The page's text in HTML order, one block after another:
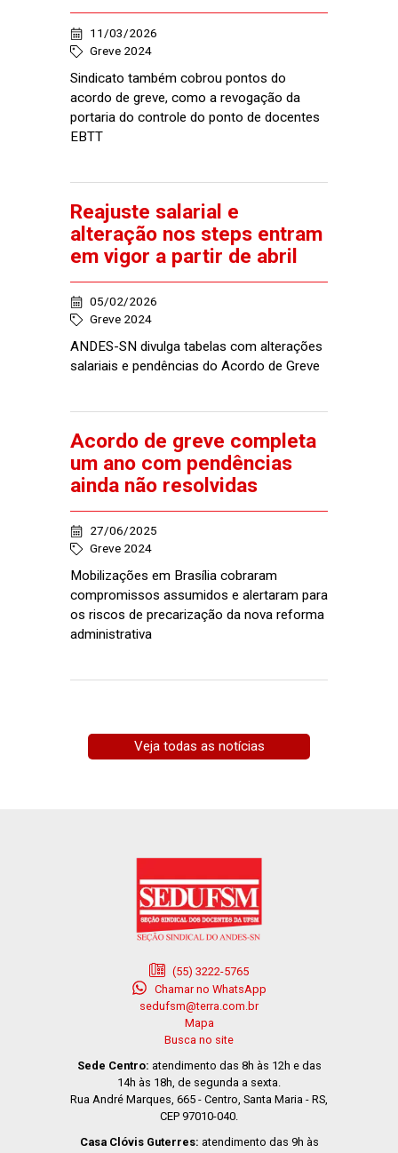
11/03/2026
Greve 2024
Sindicato também cobrou pontos do
acordo de greve, como a revogação da
portaria do controle do ponto de docentes
EBTT
Reajuste salarial e
alteração nos steps entram
em vigor a partir de abril
05/02/2026
Greve 2024
ANDES-SN divulga tabelas com alterações
salariais e pendências do Acordo de Greve
Acordo de greve completa
um ano com pendências
ainda não resolvidas
27/06/2025
Greve 2024
Mobilizações em Brasília cobraram
compromissos assumidos e alertaram para
os riscos de precarização da nova reforma
administrativa
Veja todas as notícias
(55) 3222-5765
Chamar no WhatsApp
sedufsm@terra.com.br
Mapa
Busca no site
Sede Centro: atendimento das 8h às 12h e das
14h às 18h, de segunda a sexta.
Rua André Marques, 665 - Centro, Santa Maria - RS,
CEP 97010-040.
Casa Clóvis Guterres: atendimento das 9h às